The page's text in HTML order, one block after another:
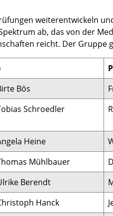
weiterentwickeln
ab, das von der
reicht. Der Gruppe
Bös
Schroedler
Heine
Mühlbauer
Berendt
Hanck